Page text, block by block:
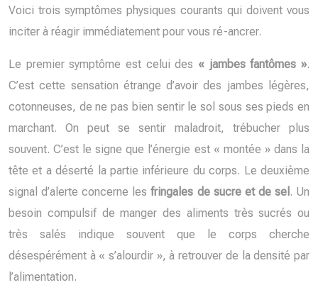
Voici trois symptômes physiques courants qui doivent vous
inciter à réagir immédiatement pour vous ré-ancrer.
Le premier symptôme est celui des « jambes fantômes ».
C’est cette sensation étrange d’avoir des jambes légères,
cotonneuses, de ne pas bien sentir le sol sous ses pieds en
marchant. On peut se sentir maladroit, trébucher plus
souvent. C’est le signe que l’énergie est « montée » dans la
tête et a déserté la partie inférieure du corps. Le deuxième
signal d’alerte concerne lesfringales de sucre et de sel . Un
besoin compulsif de manger des aliments très sucrés ou
très salés indique souvent que le corps cherche
désespérément à « s’alourdir », à retrouver de la densité par
l’alimentation.